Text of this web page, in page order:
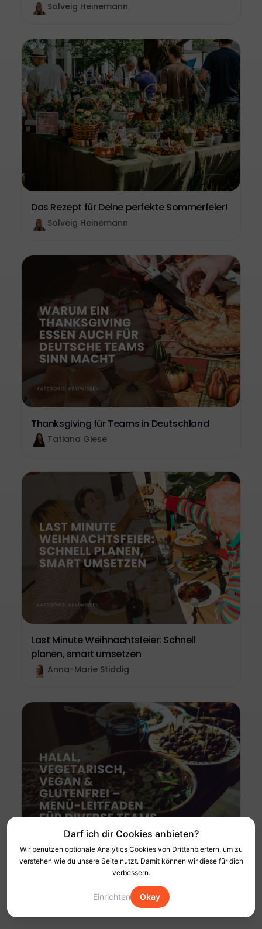
Solveig Heinemann
Das Rezept für Deine perfekte Sommerfeier!
Solveig Heinemann
Thanksgiving für Teams in Deutschland
Tatiana Giese
Last Minute Weihnachtsfeier: Schnell
planen, smart umsetzen
Anna-Marie Stiddig
Halal, vegetarisch, vegan & glutenfrei:
Menü-Leitfaden für diverse Teams
Elisa Krowas
Darf ich dir Cookies anbieten?
Wir benutzen optionale Analytics Cookies von Drittanbiertern, um zu
verstehen wie du unsere Seite nutzt. Damit können wir diese für dich
verbessern.
Einrichten Okay